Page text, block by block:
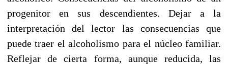
progenitor en sus descendientes. Dejar a la
interpretación del lector las consecuencias que
puede traer el alcoholismo para el núcleo familiar.
Reflejar de cierta forma, aunque reducida, las